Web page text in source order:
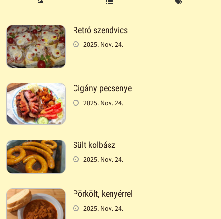
Retró szendvics
2025. Nov. 24.
Cigány pecsenye
2025. Nov. 24.
Sült kolbász
2025. Nov. 24.
Pörkölt, kenyérrel
2025. Nov. 24.